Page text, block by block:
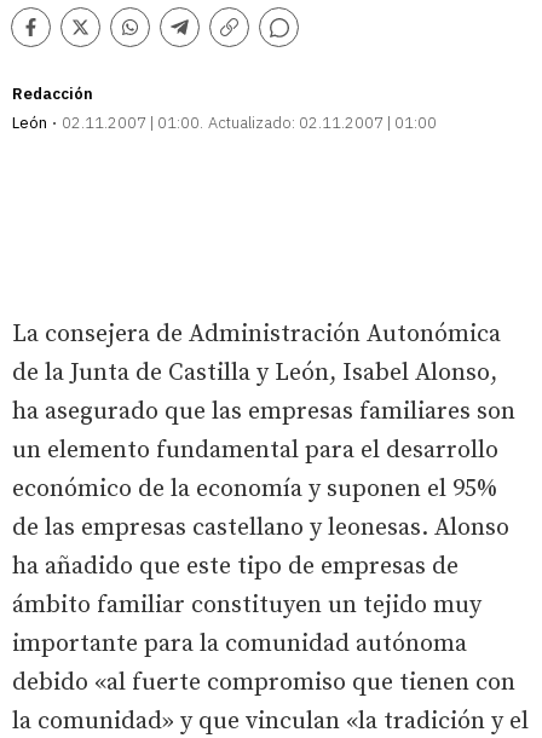
Facebook
TwitterWhatsappTelegram
Copiar
Comentarios
Redacción
León
02.11.2007 | 01:00 Actualizado: 02.11.2007 | 01:00
La consejera de Administración Autonómica
de la Junta de Castilla y León, Isabel Alonso,
ha asegurado que las empresas familiares son
un elemento fundamental para el desarrollo
económico de la economía y suponen el 95%
de las empresas castellano y leonesas. Alonso
ha añadido que este tipo de empresas de
ámbito familiar constituyen un tejido muy
importante para la comunidad autónoma
debido «al fuerte compromiso que tienen con
la comunidad» y que vinculan «la tradición y el